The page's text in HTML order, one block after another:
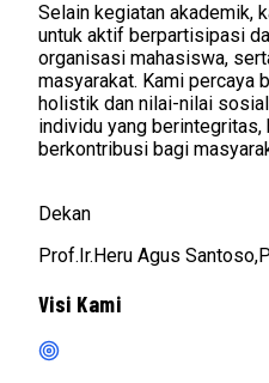
Selain kegiatan akademik,
untuk aktif berpartisipasi
organisasi mahasiswa,
masyarakat. Kami percaya
holistik dan nilai-nilai
individu yang berintegritas,
berkontribusi bagi
Dekan
Prof.Ir.Heru Agus
Visi Kami